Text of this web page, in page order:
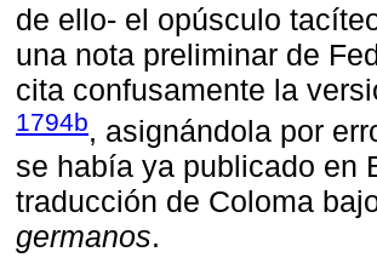
de ello- el opúsculo
una nota preliminar de
cita confusamente la
1794b, asignándola por
se había ya publicado en
traducción de Coloma
germanos.